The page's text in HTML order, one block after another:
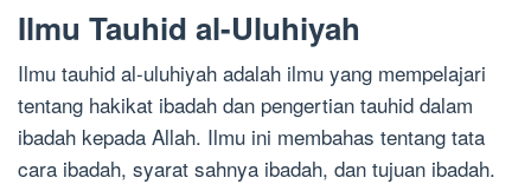
Ilmu Tauhid al-Uluhiyah
Ilmu tauhid al-uluhiyah adalah ilmu yang mempelajari
tentang hakikat ibadah dan pengertian tauhid dalam
ibadah kepada Allah. Ilmu ini membahas tentang tata
cara ibadah, syarat sahnya ibadah, dan tujuan ibadah.